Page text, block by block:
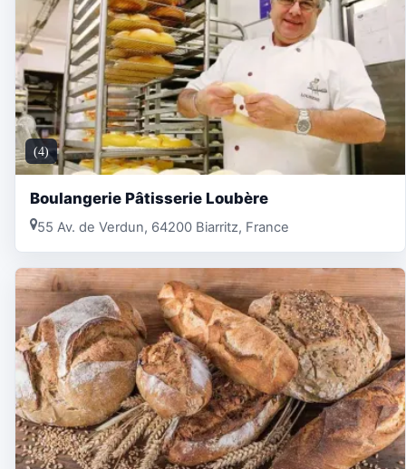
(4)
Boulangerie Pâtisserie Loubère
55 Av. de Verdun, 64200 Biarritz, France